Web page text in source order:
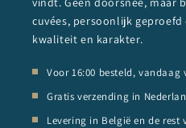
cuvées, persoonlijk geproefd
kwaliteit en karakter.
Voor 16:00 besteld, vandaag
Gratis verzending in
Levering in België en de rest